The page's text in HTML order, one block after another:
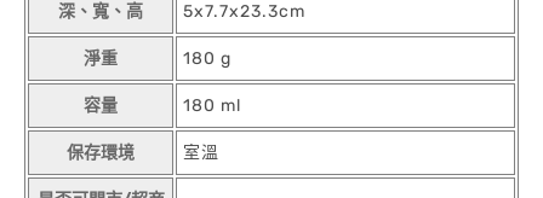
深、寬、高 5x7.7x23.3cm
淨重 180 g
容量 180 ml
保存環境 室溫